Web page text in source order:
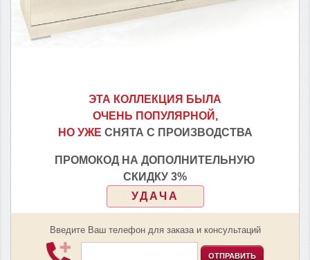
ЭТА КОЛЛЕКЦИЯ БЫЛА
ОЧЕНЬ ПОПУЛЯРНОЙ,
НО УЖЕ СНЯТА С ПРОИЗВОДСТВА
ПРОМОКОД НА ДОПОЛНИТЕЛЬНУЮ
СКИДКУ 3%
УДАЧА
Введите Ваш телефон для заказа и консультаций
ОТПРАВИТЬ